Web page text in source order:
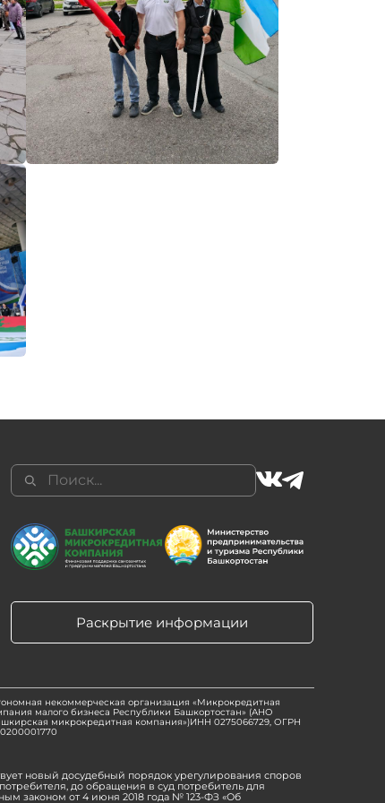
Раскрытие информации
некоммерческая организация «Микрокредитная
малого бизнеса Республики Башкортостан» (АНО
микрокредитная компания»)ИНН 0275066729, ОГРН
новый досудебный порядок урегулирования споров
до обращения в суд потребитель для
законом от 4 июня 2018 года № 123-ФЗ «Об